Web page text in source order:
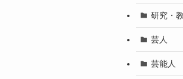
研究・
芸人
芸能人